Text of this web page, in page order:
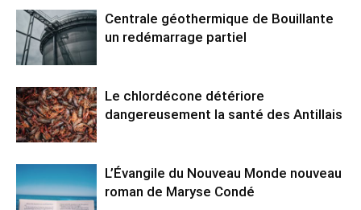
Centrale géothermique de Bouillante
un redémarrage partiel
Le chlordécone détériore
dangereusement la santé des Antillais
L’Évangile du Nouveau Monde nouveau
roman de Maryse Condé